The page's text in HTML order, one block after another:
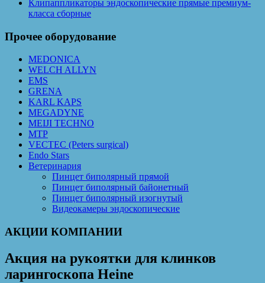
Клипаппликаторы эндоскопические прямые премиум-
класса сборные
Прочее оборудование
MEDONICA
WELCH ALLYN
EMS
GRENA
KARL KAPS
MEGADYNE
MEIJI TECHNO
MTP
VECTEC (Peters surgical)
Endo Stars
Ветеринария
Пинцет биполярный прямой
Пинцет биполярный байонетный
Пинцет биполярный изогнутый
Видеокамеры эндоскопические
АКЦИИ КОМПАНИИ
Акция на рукоятки для клинков
ларингоскопа Heine